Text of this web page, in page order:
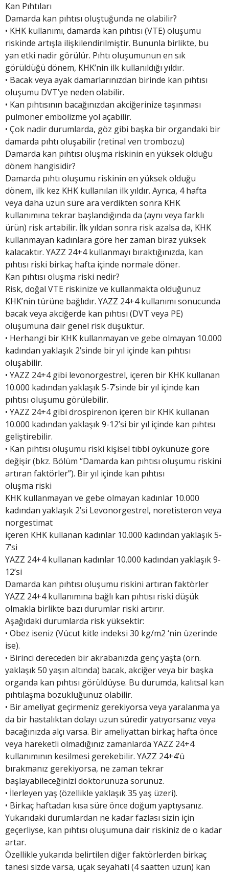
Kan Pıhtıları
Damarda kan pıhtısı oluştuğunda ne olabilir?
• KHK kullanımı, damarda kan pıhtısı (VTE) oluşumu
riskinde artışla ilişkilendirilmiştir. Bununla birlikte, bu
yan etki nadir görülür. Pıhtı oluşumunun en sık
görüldüğü dönem, KHK’nin ilk kullanıldığı yıldır.
• Bacak veya ayak damarlarınızdan birinde kan pıhtısı
oluşumu DVT’ye neden olabilir.
• Kan pıhtısının bacağınızdan akciğerinize taşınması
pulmoner embolizme yol açabilir.
• Çok nadir durumlarda, göz gibi başka bir organdaki bir
damarda pıhtı oluşabilir (retinal ven trombozu)
Damarda kan pıhtısı oluşma riskinin en yüksek olduğu
dönem hangisidir?
Damarda pıhtı oluşumu riskinin en yüksek olduğu
dönem, ilk kez KHK kullanılan ilk yıldır. Ayrıca, 4 hafta
veya daha uzun süre ara verdikten sonra KHK
kullanımına tekrar başlandığında da (aynı veya farklı
ürün) risk artabilir. İlk yıldan sonra risk azalsa da, KHK
kullanmayan kadınlara göre her zaman biraz yüksek
kalacaktır. YAZZ 24+4 kullanmayı bıraktığınızda, kan
pıhtısı riski birkaç hafta içinde normale döner.
Kan pıhtısı oluşma riski nedir?
Risk, doğal VTE riskinize ve kullanmakta olduğunuz
KHK’nin türüne bağlıdır. YAZZ 24+4 kullanımı sonucunda
bacak veya akciğerde kan pıhtısı (DVT veya PE)
oluşumuna dair genel risk düşüktür.
• Herhangi bir KHK kullanmayan ve gebe olmayan 10.000
kadından yaklaşık 2’sinde bir yıl içinde kan pıhtısı
oluşabilir.
• YAZZ 24+4 gibi levonorgestrel, içeren bir KHK kullanan
10.000 kadından yaklaşık 5-7’sinde bir yıl içinde kan
pıhtısı oluşumu görülebilir.
• YAZZ 24+4 gibi drospirenon içeren bir KHK kullanan
10.000 kadından yaklaşık 9-12’si bir yıl içinde kan pıhtısı
geliştirebilir.
• Kan pıhtısı oluşumu riski kişisel tıbbi öykünüze göre
değişir (bkz. Bölüm “Damarda kan pıhtısı oluşumu riskini
artıran faktörler”). Bir yıl içinde kan pıhtısı
oluşma riski
KHK kullanmayan ve gebe olmayan kadınlar 10.000
kadından yaklaşık 2’si Levonorgestrel, noretisteron veya
norgestimat
içeren KHK kullanan kadınlar 10.000 kadından yaklaşık 5-
7’si
YAZZ 24+4 kullanan kadınlar 10.000 kadından yaklaşık 9-
12’si
Damarda kan pıhtısı oluşumu riskini artıran faktörler
YAZZ 24+4 kullanımına bağlı kan pıhtısı riski düşük
olmakla birlikte bazı durumlar riski artırır.
Aşağıdaki durumlarda risk yüksektir:
• Obez iseniz (Vücut kitle indeksi 30 kg/m2 ‘nin üzerinde
ise).
• Birinci dereceden bir akrabanızda genç yaşta (örn.
yaklaşık 50 yaşın altında) bacak, akciğer veya bir başka
organda kan pıhtısı görüldüyse. Bu durumda, kalıtsal kan
pıhtılaşma bozukluğunuz olabilir.
• Bir ameliyat geçirmeniz gerekiyorsa veya yaralanma ya
da bir hastalıktan dolayı uzun süredir yatıyorsanız veya
bacağınızda alçı varsa. Bir ameliyattan birkaç hafta önce
veya hareketli olmadığınız zamanlarda YAZZ 24+4
kullanımının kesilmesi gerekebilir. YAZZ 24+4’ü
bırakmanız gerekiyorsa, ne zaman tekrar
başlayabileceğinizi doktorunuza sorunuz.
• İlerleyen yaş (özellikle yaklaşık 35 yaş üzeri).
• Birkaç haftadan kısa süre önce doğum yaptıysanız.
Yukarıdaki durumlardan ne kadar fazlası sizin için
geçerliyse, kan pıhtısı oluşumuna dair riskiniz de o kadar
artar.
Özellikle yukarıda belirtilen diğer faktörlerden birkaç
tanesi sizde varsa, uçak seyahati (4 saatten uzun) kan